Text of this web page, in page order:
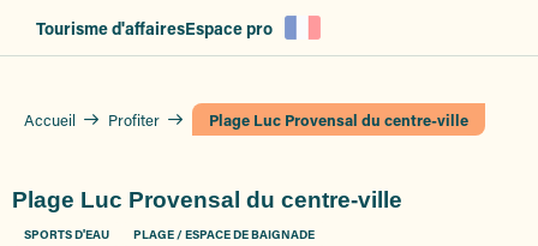
Tourisme d'affairesEspace pro
Accueil Profiter Plage Luc Provensal du centre-ville
Plage Luc Provensal du centre-ville
SPORTS D'EAU PLAGE / ESPACE DE BAIGNADE